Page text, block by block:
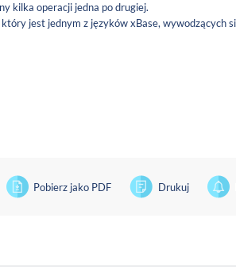
kilka operacji jedna po drugiej.
jest jednym z języków xBase, wywodzących
Pobierz jako PDF Drukuj